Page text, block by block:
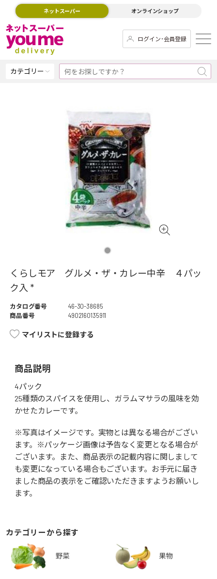
ネットスーパー オンラインショップ
ログイン･会員登録
カテゴリー
くらしモア グルメ・ザ・カレー中辛 ４パッ
ク入 *
カタログ番号
46-30-38685
商品番号
4902160135911
マイリストに登録する
商品説明
4パック
25種類のスパイスを使用し、ガラムマサラの風味を効
かせたカレーです。
※写真はイメージです。実物とは異なる場合がござい
ます。※パッケージ画像は予告なく変更となる場合が
ございます。また、商品表示の記載内容に関しまして
も変更になっている場合もございます。お手元に届き
ました商品の表示をご確認いただきますようお願いし
ます。
カテゴリーから探す